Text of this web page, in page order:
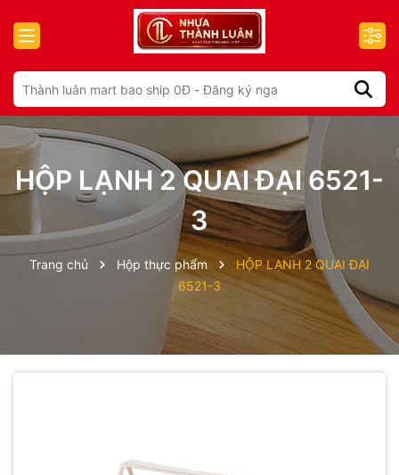
HỘP LẠNH 2 QUAI ĐẠI 6521-
3
Trang chủ Hộp thực phẩm
HỘP LẠNH 2 QUAI ĐẠI
6521-3